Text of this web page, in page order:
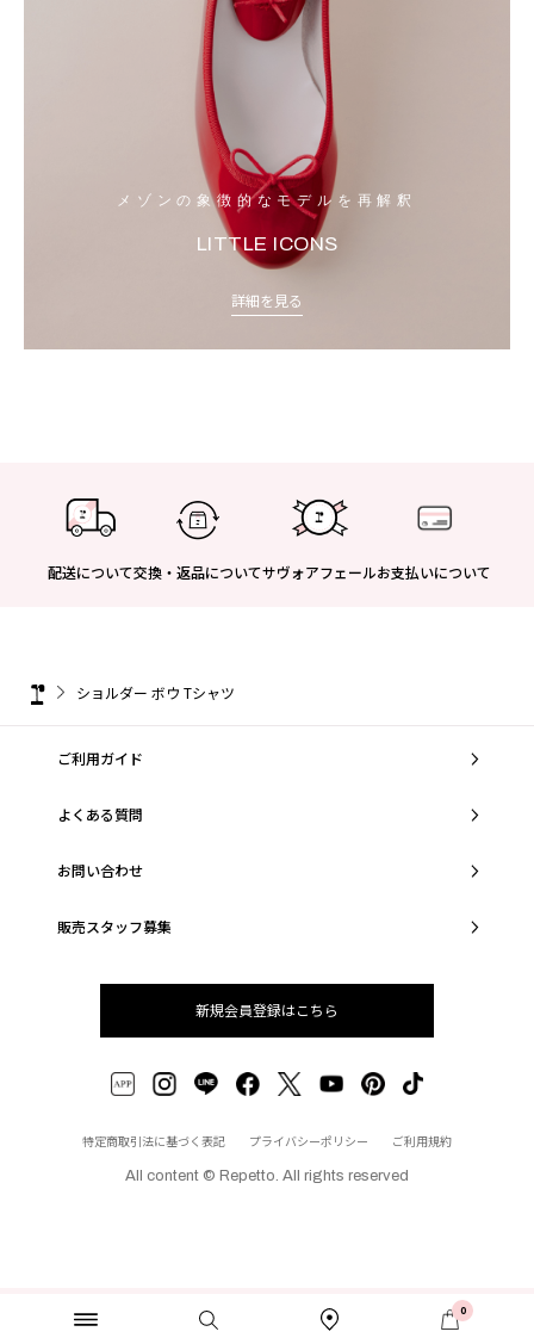
0
メゾンの象徴的なモデルを再解釈
LITTLE ICONS
詳細を見る
配送について交換・返品についてサヴォアフェールお支払いについて
ショルダー ボウ Tシャツ
ご利用ガイド
よくある質問
お問い合わせ
販売スタッフ募集
新規会員登録はこちら
特定商取引法に基づく表記 プライバシーポリシー ご利用規約
All content © Repetto. All rights reserved